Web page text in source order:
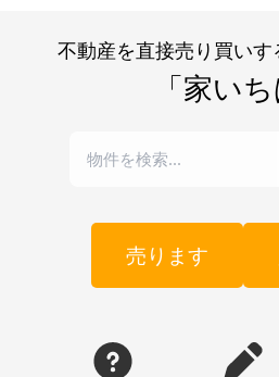
不動産を直接売り買い
「家いち
売ります